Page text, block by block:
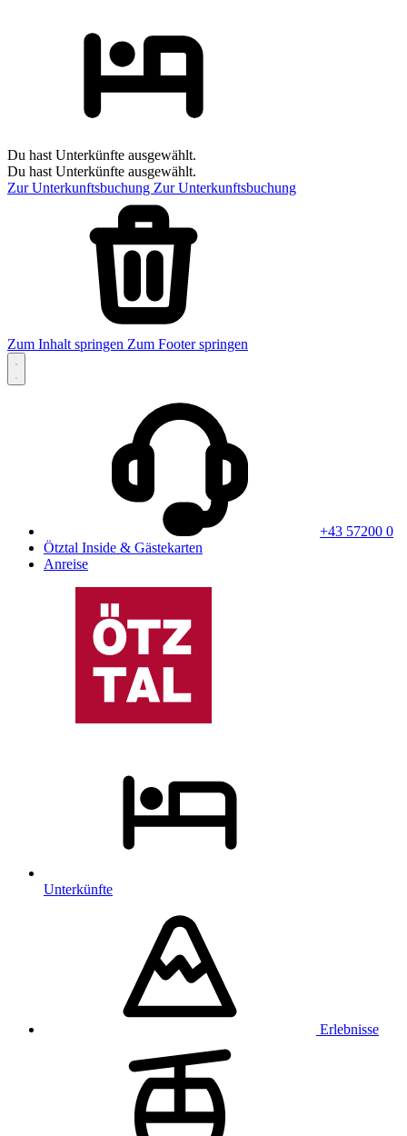
Du hast Unterkünfte ausgewählt.
Du hast Unterkünfte ausgewählt.
Zur Unterkunftsbuchung Zur Unterkunftsbuchung
Zum Inhalt springen Zum Footer springen
+43 57200 0
Ötztal Inside & Gästekarten
Anreise
Unterkünfte
Erlebnisse